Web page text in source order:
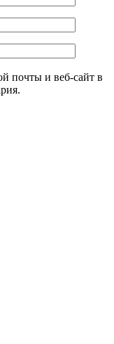
почты и веб-сайт в